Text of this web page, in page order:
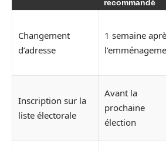
recommandé
Changement
d’adresse
1 semaine
Inscription sur la
liste électorale
Avant la
prochaine
élection